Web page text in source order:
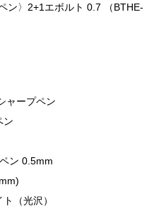
ン〉2+1エボルト 0.7 （BTHE-
ャープペン
ン
ン 0.5mm
（光沢）